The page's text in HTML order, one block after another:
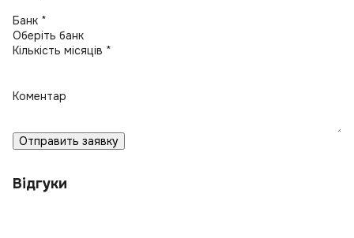
Банк *
Кількість місяців *
Коментар
Отправить заявку
Відгуки